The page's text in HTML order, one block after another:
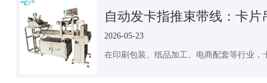
自动发卡指推束带线：卡
2026-05-23
在印刷包装、纸品加工、电商配套等行业